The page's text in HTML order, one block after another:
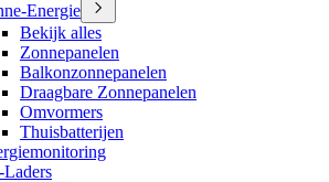
Energie
Bekijk alles
Zonnepanelen
Balkonzonnepanelen
Draagbare Zonnepanelen
Omvormers
Thuisbatterijen